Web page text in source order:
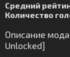
Средний
Количество
Описание
Unlocked]